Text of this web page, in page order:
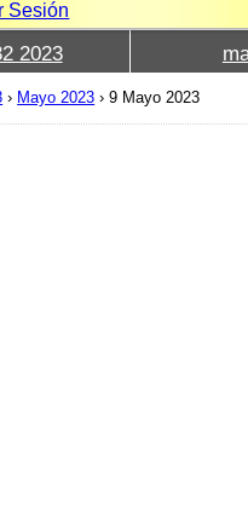
Sesión
2023
› Mayo 2023 ›9 Mayo 2023